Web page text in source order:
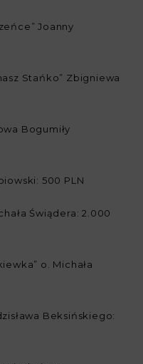
Joanny
Stańko” Zbigniewa
Bogumiły
500 PLN
Świądera: 2.000
o. Michała
Beksińskiego: